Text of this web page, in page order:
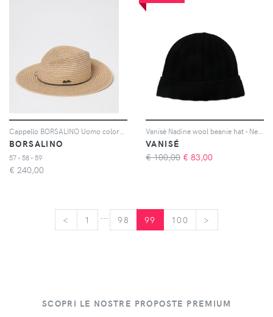
BORSALINO
57 - 58 - 59
€ 240,00
VANISÉ
€ 100,00 € 83,00
< 1 98 99 100 >
SCOPRI LE NOSTRE PROPOSTE PREMIUM